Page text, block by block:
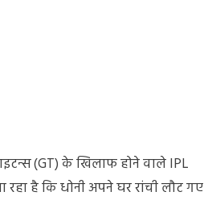
(GT) के खिलाफ होने वाले IPL
है कि धोनी अपने घर रांची लौट गए